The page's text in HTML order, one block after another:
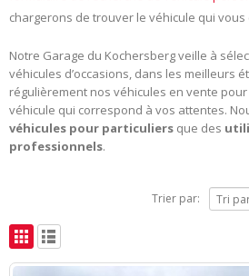
chargerons de trouver le véhicule qui
Notre Garage du Kochersberg veille à
véhicules d’occasions, dans les meilleurs
régulièrement nos véhicules en vente
véhicule qui correspond à vos attentes.
véhicules pour particuliers que des
professionnels.
Trier par: